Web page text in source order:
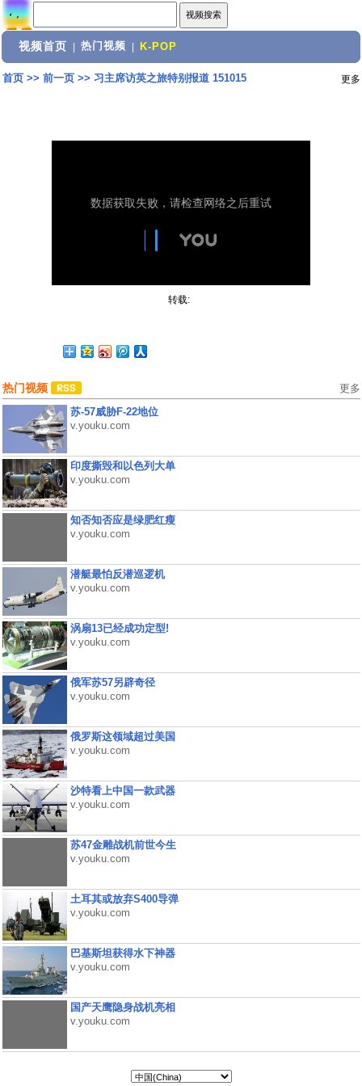
视频首页 热门视频 K-POP
首页>> 前一页>> 习主席访英之旅特别报道 151015 更多
转载:
热门视频 更多
苏-57威胁F-22地位
v.youku.com
印度撕毁和以色列大单
v.youku.com
知否知否应是绿肥红瘦
v.youku.com
潜艇最怕反潜巡逻机
v.youku.com
涡扇13已经成功定型!
v.youku.com
俄军苏57另辟奇径
v.youku.com
俄罗斯这领域超过美国
v.youku.com
沙特看上中国一款武器
v.youku.com
苏47金雕战机前世今生
v.youku.com
土耳其或放弃S400导弹
v.youku.com
巴基斯坦获得水下神器
v.youku.com
国产天鹰隐身战机亮相
v.youku.com